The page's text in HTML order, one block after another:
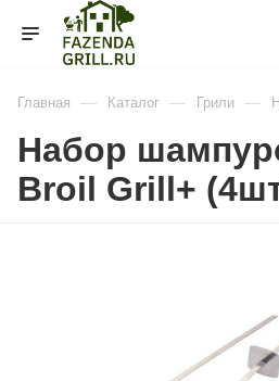
Главная — Каталог — Грили —
Набор
Broil Grill+